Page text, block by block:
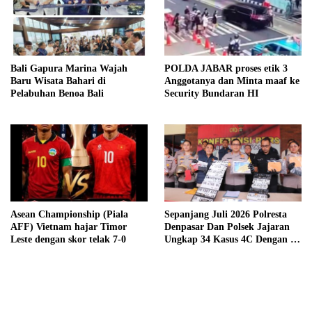
Bali Gapura Marina Wajah
Baru Wisata Bahari di
Pelabuhan Benoa Bali
POLDA JABAR proses etik 3
Anggotanya dan Minta maaf ke
Security Bundaran HI
Asean Championship (Piala
AFF) Vietnam hajar Timor
Leste dengan skor telak 7-0
Sepanjang Juli 2026 Polresta
Denpasar Dan Polsek Jajaran
Ungkap 34 Kasus 4C Dengan 42